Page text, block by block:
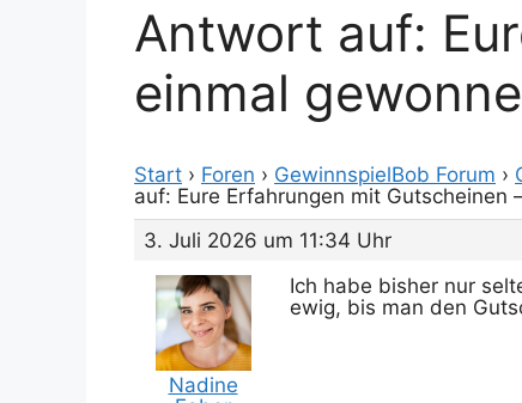
Antwort auf:
einmal
Start › Foren › GewinnspielBob Forum ›
auf: Eure Erfahrungen mit Gutscheinen
3. Juli 2026 um 11:34 Uhr
Nadine
Ich habe bisher nur
ewig, bis man den